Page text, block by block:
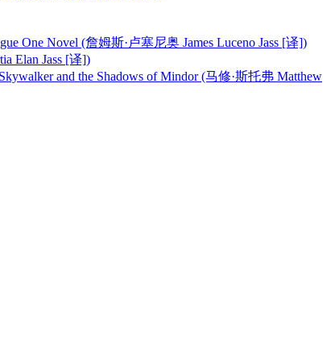
One Novel (詹姆斯·卢塞尼奥 James Luceno Jass [译])
Elan Jass [译])
and the Shadows of Mindor (马修·斯托弗 Matthew